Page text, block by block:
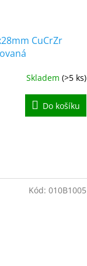
CuCrZr
Skladem (>5 ks)
Do košíku
Kód: 010B1005